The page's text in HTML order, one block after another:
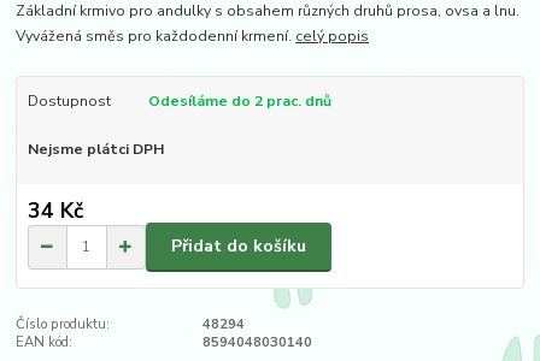
Základní krmivo pro andulky s obsahem různých druhů prosa, ovsa a lnu.
Vyvážená směs pro každodenní krmení. celý popis
Dostupnost Odesíláme do 2 prac. dnů
Nejsme plátci DPH
34 Kč
Přidat do košíku
Číslo produktu:
48294
EAN kód:
8594048030140